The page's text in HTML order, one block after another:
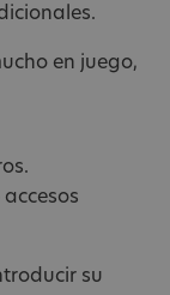
en juego,
su